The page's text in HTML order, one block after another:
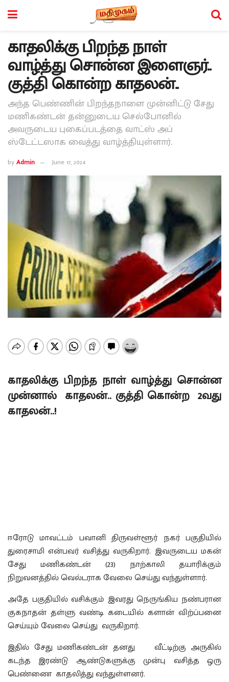
காதலிக்கு பிறந்த நாள்
வாழ்த்து சொன்ன இளைஞர்..
குத்தி கொன்ற காதலன்..
அந்த பெண்ணின் பிறந்தநாளை முன்னிட்டு சேது
மணிகண்டன் தன்னுடைய செல்போனில்
அவருடைய புகைப்படத்தை வாட்ஸ் அப்
ஸ்டேட்டஸாக வைத்து வாழ்த்தியுள்ளார்.
byAdmin June 17, 2024
காதலிக்கு பிறந்த நாள் வாழ்த்து சொன்ன
முன்னால் காதலன்.. குத்தி கொன்ற 2வது
காதலன்..!
ஈரோடு மாவட்டம் பவானி திருவள்ளூர் நகர் பகுதியில்
துரைசாமி என்பவர் வசித்து வருகிறார். இவருடைய மகன்
சேது மணிகண்டன் (23) நாற்காலி தயாரிக்கும்
நிறுவனத்தில் வெல்டராக வேலை செய்து வந்துள்ளார்.
அதே பகுதியில் வசிக்கும் இவரது நெருங்கிய நண்பரான
குகநாதன் தள்ளு வண்டி கடையில் களான் விற்ப்பனை
செய்யும் வேலை செய்து வருகிறார்.
இதில் சேது மணிகண்டன் தனது வீட்டிற்கு அருகில்
கடந்த இரண்டு ஆண்டுகளுக்கு முன்பு வசித்த ஒரு
பெண்ணை காதலித்து வந்துள்ளனர்.